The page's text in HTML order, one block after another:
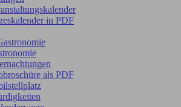
in PDF
als PDF